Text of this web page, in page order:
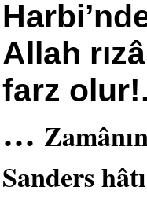
Allah
farz
…
Sanders